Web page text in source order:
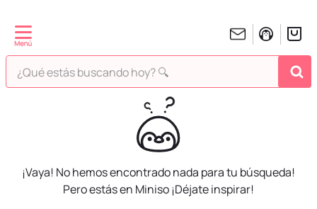
¿Qué estás buscando hoy? 🔍
¡Vaya! No hemos encontrado nada para tu búsqueda!
Pero estás en Miniso ¡Déjate inspirar!